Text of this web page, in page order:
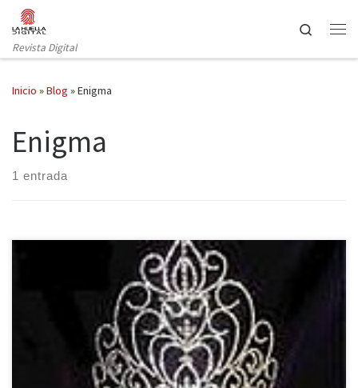
Saltar al contenido
Revista Digital
Search
Inicio »Blog »Enigma
Enigma
1 entrada
Era el año de 1870 , la reina del palacio de Villa Blanca llevaba ya
11 años enfadada y amargada desde que perdiese a su hijo el
príncipe Miguel en un accidente de coche en el que viajaba con su
esposa justo el mismo día en que los reyes celebraban […]